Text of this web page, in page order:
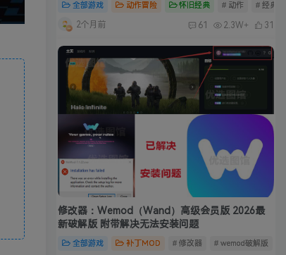
全部游戏 动作冒险 怀旧经典 # 动作 # 经典
2个月前 61 2.3W+ 31
修改器：Wemod（Wand）高级会员版 2026最
新破解版 附带解决无法安装问题
全部游戏 补丁MOD # 修改器 # wemod破解版